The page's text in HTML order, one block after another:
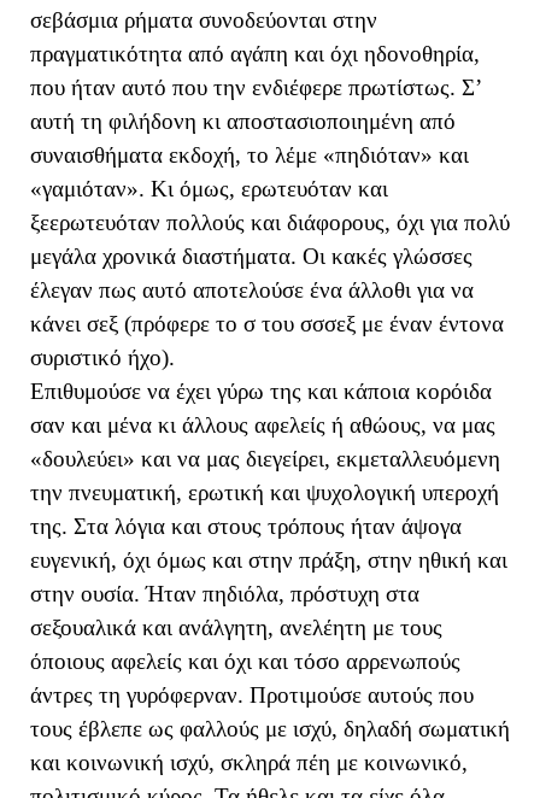
σεβάσμια ρήματα συνοδεύονται στην
πραγματικότητα από αγάπη και όχι ηδονοθηρία,
που ήταν αυτό που την ενδιέφερε πρωτίστως. Σ’
αυτή τη φιλήδονη κι αποστασιοποιημένη από
συναισθήματα εκδοχή, το λέμε «πηδιόταν» και
«γαμιόταν». Κι όμως, ερωτευόταν και
ξεερωτευόταν πολλούς και διάφορους, όχι για πολύ
μεγάλα χρονικά διαστήματα. Οι κακές γλώσσες
έλεγαν πως αυτό αποτελούσε ένα άλλοθι για να
κάνει σεξ (πρόφερε το σ του σσσεξ με έναν έντονα
συριστικό ήχο).
Επιθυμούσε να έχει γύρω της και κάποια κορόιδα
σαν και μένα κι άλλους αφελείς ή αθώους, να μας
«δουλεύει» και να μας διεγείρει, εκμεταλλευόμενη
την πνευματική, ερωτική και ψυχολογική υπεροχή
της. Στα λόγια και στους τρόπους ήταν άψογα
ευγενική, όχι όμως και στην πράξη, στην ηθική και
στην ουσία. Ήταν πηδιόλα, πρόστυχη στα
σεξουαλικά και ανάλγητη, ανελέητη με τους
όποιους αφελείς και όχι και τόσο αρρενωπούς
άντρες τη γυρόφερναν. Προτιμούσε αυτούς που
τους έβλεπε ως φαλλούς με ισχύ, δηλαδή σωματική
και κοινωνική ισχύ, σκληρά πέη με κοινωνικό,